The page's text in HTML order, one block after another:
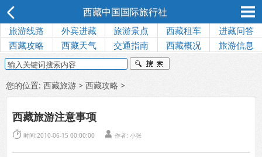
西藏中国国际旅行社
旅游线路 外宾进藏 旅游景点 西藏租车
进藏问答
西藏攻略
西藏天气 交通指南 西藏概况 旅游信息
您的位置: 西藏旅游 > 西藏攻略 >
西藏旅游注意事项
 时间:2010-06-15 00:00:00  作者: 小张